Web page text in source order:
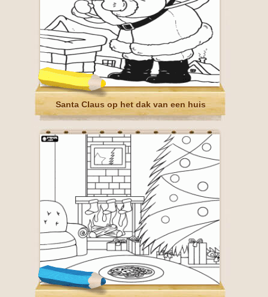
Santa Claus op het dak van een huis